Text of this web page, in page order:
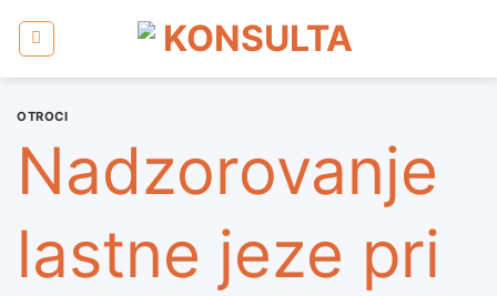
OTROCI
Nadzorovanje
lastne jeze pri